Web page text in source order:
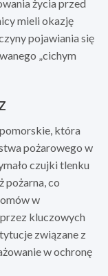
życia przed
mieli okazję
pojawiania się
„cichym
która
pożarowego w
czujki tlenku
pożarna, co
w
kluczowych
związane z
w ochronę